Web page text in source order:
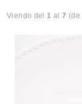
Viendo del1 al7 (de